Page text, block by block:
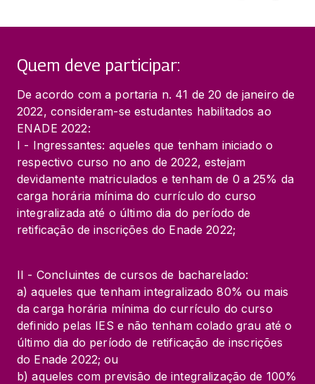
Quem deve participar:
De acordo com a portaria n. 41 de 20 de janeiro de
2022, consideram-se estudantes habilitados ao
ENADE 2022:
I - Ingressantes: aqueles que tenham iniciado o
respectivo curso no ano de 2022, estejam
devidamente matriculados e tenham de 0 a 25% da
carga horária mínima do currículo do curso
integralizada até o último dia do período de
retificação de inscrições do Enade 2022;
II - Concluintes de cursos de bacharelado:
a) aqueles que tenham integralizado 80% ou mais
da carga horária mínima do currículo do curso
definido pelas IES e não tenham colado grau até o
último dia do período de retificação de inscrições
do Enade 2022; ou
b) aqueles com previsão de integralização de 100%